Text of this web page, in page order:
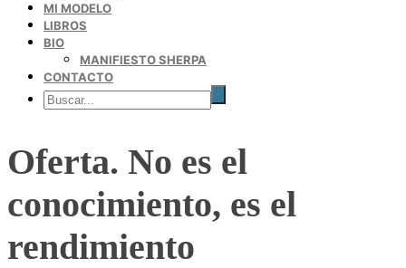
MI MODELO
LIBROS
BIO
MANIFIESTO SHERPA
CONTACTO
Oferta. No es el
conocimiento, es el
rendimiento